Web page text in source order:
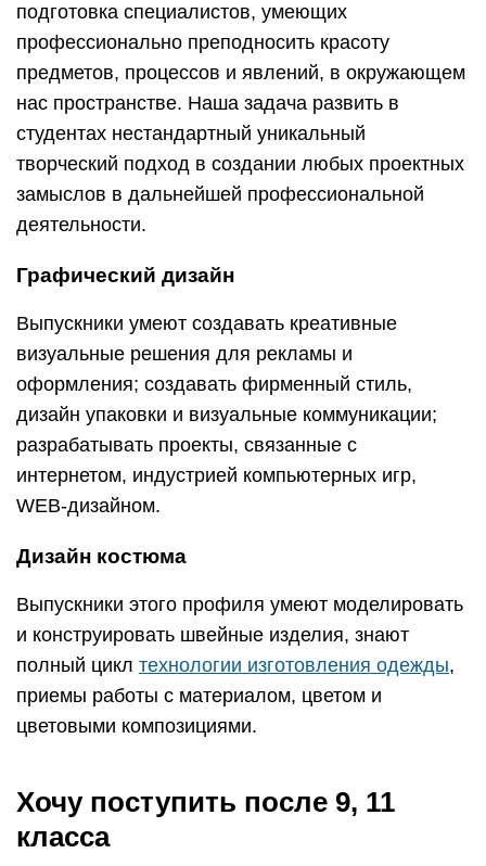
подготовка специалистов, умеющих
профессионально преподносить красоту
предметов, процессов и явлений, в окружающем
нас пространстве. Наша задача развить в
студентах нестандартный уникальный
творческий подход в создании любых проектных
замыслов в дальнейшей профессиональной
деятельности.
Графический дизайн
Выпускники умеют создавать креативные
визуальные решения для рекламы и
оформления; создавать фирменный стиль,
дизайн упаковки и визуальные коммуникации;
разрабатывать проекты, связанные с
интернетом, индустрией компьютерных игр,
WEB-дизайном.
Дизайн костюма
Выпускники этого профиля умеют моделировать
и конструировать швейные изделия, знают
полный цикл технологии изготовления одежды,
приемы работы с материалом, цветом и
цветовыми композициями.
Хочу поступить после 9, 11
класса